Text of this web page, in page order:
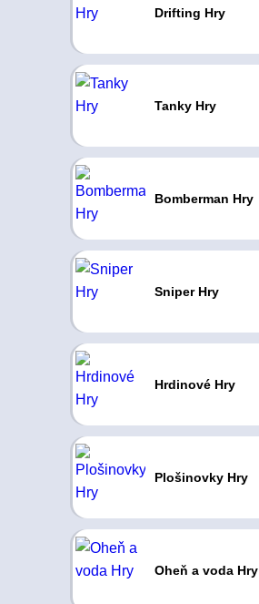
Drifting Hry
Tanky Hry
Bomberman Hry
Sniper Hry
Hrdinové Hry
Plošinovky Hry
Oheň a voda Hry